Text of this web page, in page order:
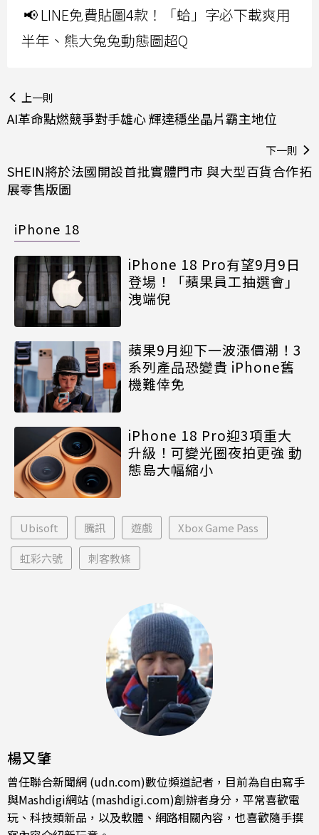
📢 LINE免費貼圖4款！「蛤」字必下載爽用
半年、熊大兔兔動態圖超Q
上一則
AI革命點燃競爭對手雄心 輝達穩坐晶片霸主地位
下一則
SHEIN將於法國開設首批實體門市 與大型百貨合作拓
展零售版圖
iPhone 18
iPhone 18 Pro有望9月9日
登場！「蘋果員工抽選會」
洩端倪
蘋果9月迎下一波漲價潮！3
系列產品恐變貴 iPhone舊
機難倖免
iPhone 18 Pro迎3項重大
升級！可變光圈夜拍更強 動
態島大幅縮小
Ubisoft 騰訊 遊戲 Xbox Game Pass
虹彩六號 刺客教條
楊又肇
曾任聯合新聞網 (udn.com)數位頻道記者，目前為自由寫手
與Mashdigi網站 (mashdigi.com)創辦者身分，平常喜歡電
玩、科技類新品，以及軟體、網路相關內容，也喜歡隨手撰